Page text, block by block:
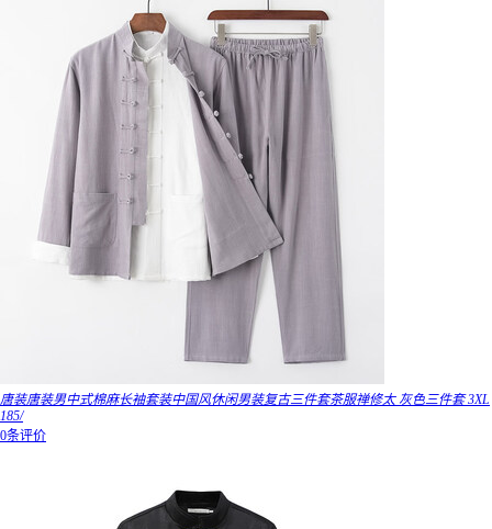
唐装唐装男中式棉麻长袖套装中国风休闲男装复古三件套茶服禅修太 灰色三件套 3XL
185/
0条评价